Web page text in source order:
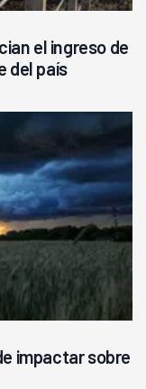
el ingreso de
del país
impactar sobre